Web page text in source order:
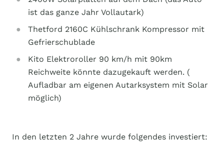
ist das ganze Jahr Vollautark)
Thetford 2160C Kühlschrank Kompressor mit
Gefrierschublade
Kito Elektroroller 90 km/h mit 90km
Reichweite könnte dazugekauft werden. (
Aufladbar am eigenen Autarksystem mit Solar
möglich)
In den letzten 2 Jahre wurde folgendes investiert: